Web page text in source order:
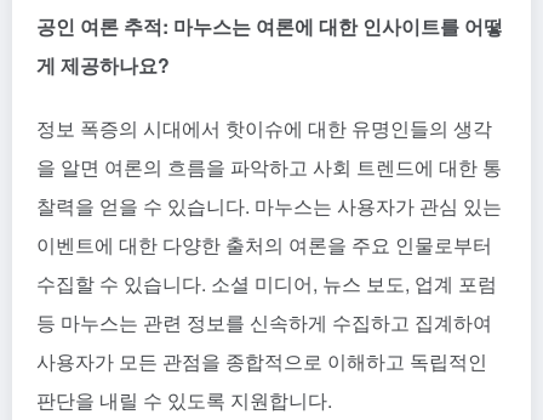
공인 여론 추적: 마누스는 여론에 대한 인사이트를 어떻
게 제공하나요?
정보 폭증의 시대에서 핫이슈에 대한 유명인들의 생각
을 알면 여론의 흐름을 파악하고 사회 트렌드에 대한 통
찰력을 얻을 수 있습니다. 마누스는 사용자가 관심 있는
이벤트에 대한 다양한 출처의 여론을 주요 인물로부터
수집할 수 있습니다. 소셜 미디어, 뉴스 보도, 업계 포럼
등 마누스는 관련 정보를 신속하게 수집하고 집계하여
사용자가 모든 관점을 종합적으로 이해하고 독립적인
판단을 내릴 수 있도록 지원합니다.